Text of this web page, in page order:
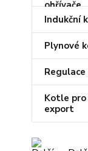
Indukční
Plynové
Kotle
export